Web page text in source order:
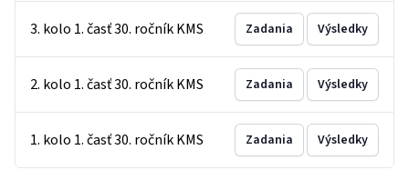
3. kolo 1. časť 30. ročník KMS Zadania Výsledky
2. kolo 1. časť 30. ročník KMS Zadania Výsledky
1. kolo 1. časť 30. ročník KMS Zadania Výsledky